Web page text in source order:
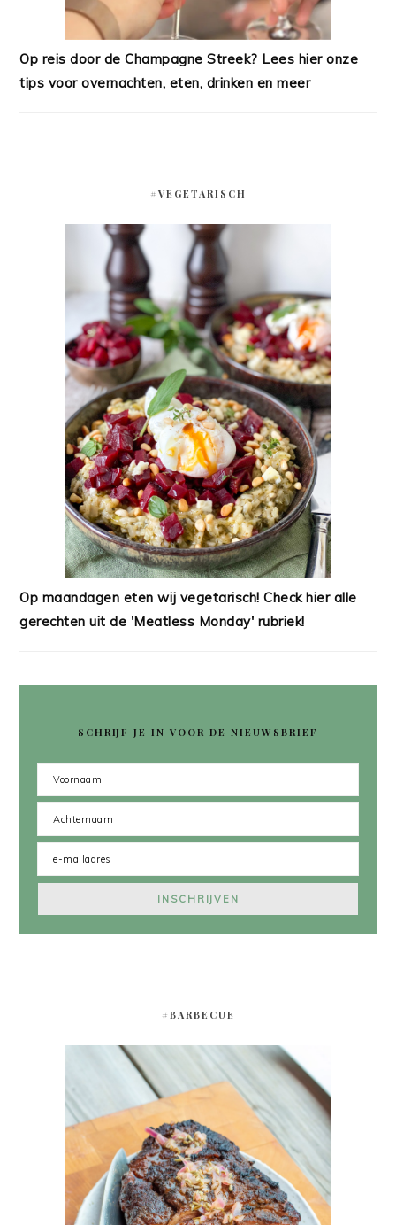
Op reis door de Champagne Streek? Lees hier onze
tips voor overnachten, eten, drinken en meer
#VEGETARISCH
Op maandagen eten wij vegetarisch! Check hier alle
gerechten uit de 'Meatless Monday' rubriek!
SCHRIJF JE IN VOOR DE NIEUWSBRIEF
#BARBECUE